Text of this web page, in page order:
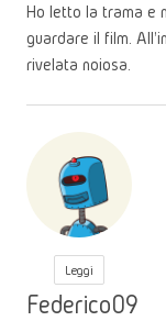
Ho letto la trama e
guardare il film.
rivelata noiosa.
Leggi
Federico09